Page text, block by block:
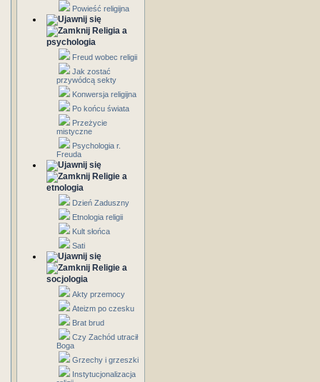
Powieść religijna
Religia a
psychologia
Freud wobec religii
Jak zostać
przywódcą sekty
Konwersja religijna
Po końcu świata
Przeżycie
mistyczne
Psychologia r.
Freuda
Religie a
etnologia
Dzień Zaduszny
Etnologia religii
Kult słońca
Sati
Religie a
socjologia
Akty przemocy
Ateizm po czesku
Brat brud
Czy Zachód utracił
Boga
Grzechy i grzeszki
Instytucjonalizacja